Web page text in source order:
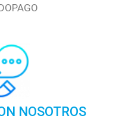
NOSOTROS